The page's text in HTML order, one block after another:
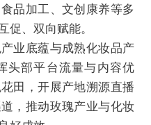
品加工、文创康养等多
促、双向赋能。
底蕴与成熟化妆品产
头部平台流量与内容优
田，开展产地溯源直播
，推动玫瑰产业与化妆